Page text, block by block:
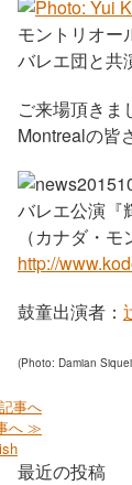
モントリオ
バレエ団と共
ご来場頂きま
Montrealの皆
バレエ公演『
（カナダ・モ
http://
鼓童出演者：
(Photo: Damian
事へ
へ ≫
最近の投稿